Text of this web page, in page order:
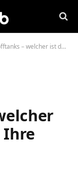
der richtige für Ihre Bedürfnisse?